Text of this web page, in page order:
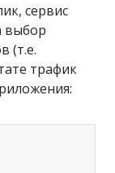
сервис
выбор
(т.е.
трафик